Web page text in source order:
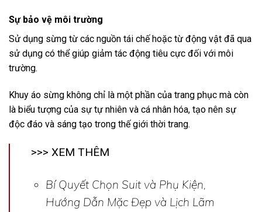
Sự bảo vệ môi trường
Sử dụng sừng từ các nguồn tái chế hoặc từ động vật đã qua
sử dụng có thể giúp giảm tác động tiêu cực đối với môi
trường.
Khuy áo sừng không chỉ là một phần của trang phục mà còn
là biểu tượng của sự tự nhiên và cá nhân hóa, tạo nên sự
độc đáo và sáng tạo trong thế giới thời trang.
>>> XEM THÊM
Bí Quyết Chọn Suit và Phụ Kiện,
Hướng Dẫn Mặc Đẹp và Lịch Lãm